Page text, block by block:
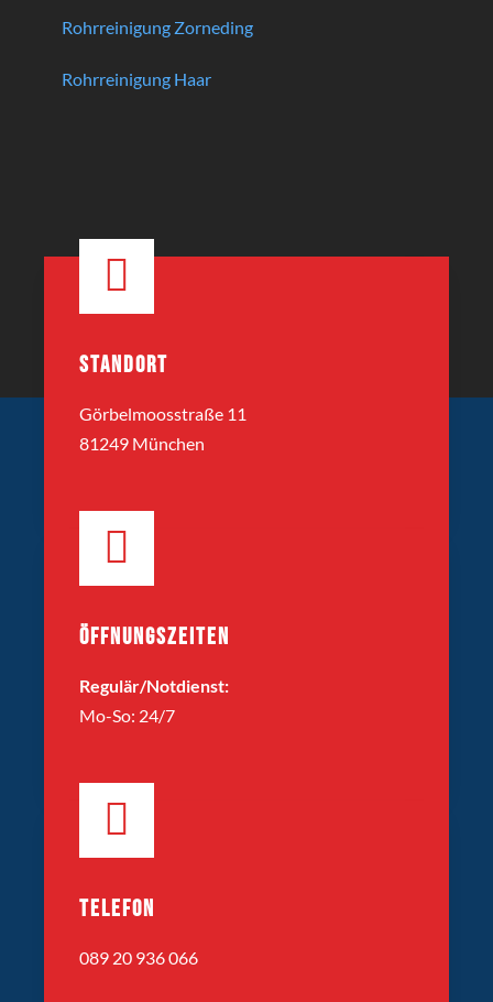
Rohrreinigung Zorneding
Rohrreinigung Haar
STANDORT
Görbelmoosstraße 11
81249 München
ÖFFNUNGSZEITEN
Regulär/Notdienst:
Mo-So: 24/7
TELEFON
089 20 936 066